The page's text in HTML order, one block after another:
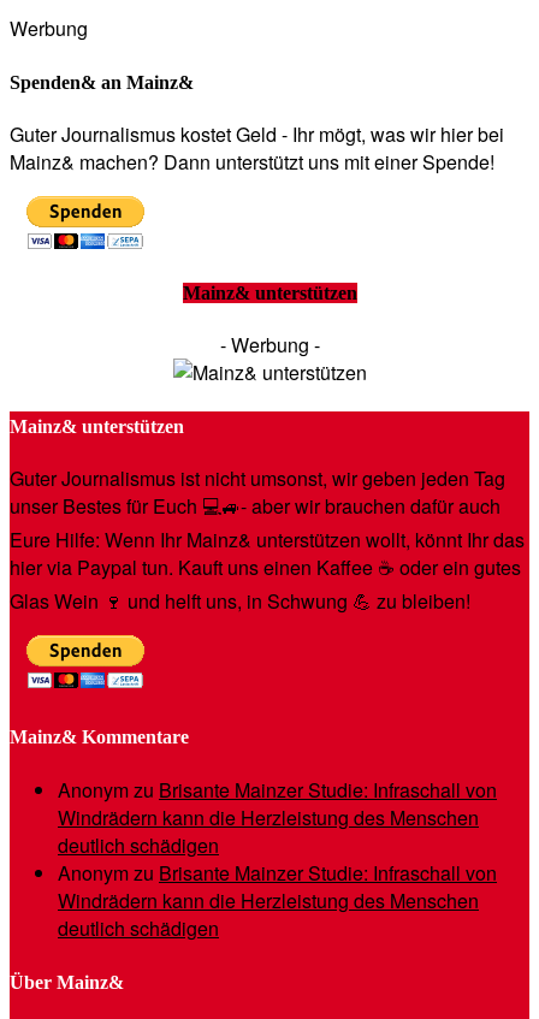
Werbung
Spenden& an Mainz&
Guter Journalismus kostet Geld - Ihr mögt, was wir hier bei
Mainz& machen? Dann unterstützt uns mit einer Spende!
Mainz& unterstützen
- Werbung -
Mainz& unterstützen
Guter Journalismus ist nicht umsonst, wir geben jeden Tag
unser Bestes für Euch 💻🚙- aber wir brauchen dafür auch
Eure Hilfe: Wenn Ihr Mainz& unterstützen wollt, könnt Ihr das
hier via Paypal tun. Kauft uns einen Kaffee ☕️ oder ein gutes
Glas Wein 🍷 und helft uns, in Schwung 💪 zu bleiben!
Mainz& Kommentare
Anonymzu Brisante Mainzer Studie: Infraschall von
Windrädern kann die Herzleistung des Menschen
deutlich schädigen
Anonymzu Brisante Mainzer Studie: Infraschall von
Windrädern kann die Herzleistung des Menschen
deutlich schädigen
Über Mainz&